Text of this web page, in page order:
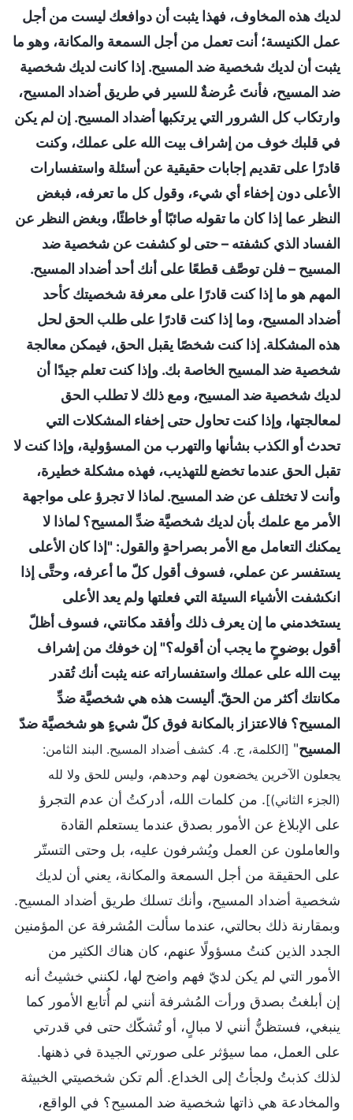
لديك هذه المخاوف، فهذا يثبت أن دوافعك ليست من أجل
عمل الكنيسة؛ أنت تعمل من أجل السمعة والمكانة، وهو ما
يثبت أن لديك شخصية ضد المسيح. إذا كانت لديك شخصية
ضد المسيح، فأنتَ عُرضةٌ للسير في طريق أضداد المسيح،
وارتكاب كل الشرور التي يرتكبها أضداد المسيح. إن لم يكن
في قلبك خوف من إشراف بيت الله على عملك، وكنت
قادرًا على تقديم إجابات حقيقية عن أسئلة واستفسارات
الأعلى دون إخفاء أي شيء، وقول كل ما تعرفه، فبغض
النظر عما إذا كان ما تقوله صائبًا أو خاطئًا، وبغض النظر عن
الفساد الذي كشفته – حتى لو كشفت عن شخصية ضد
المسيح – فلن توصَّف قطعًا على أنك أحد أضداد المسيح.
المهم هو ما إذا كنت قادرًا على معرفة شخصيتك كأحد
أضداد المسيح، وما إذا كنت قادرًا على طلب الحق لحل
هذه المشكلة. إذا كنت شخصًا يقبل الحق، فيمكن معالجة
شخصية ضد المسيح الخاصة بك. وإذا كنت تعلم جيدًا أن
لديك شخصية ضد المسيح، ومع ذلك لا تطلب الحق
لمعالجتها، وإذا كنت تحاول حتى إخفاء المشكلات التي
تحدث أو الكذب بشأنها والتهرب من المسؤولية، وإذا كنت لا
تقبل الحق عندما تخضع للتهذيب، فهذه مشكلة خطيرة،
وأنت لا تختلف عن ضد المسيح. لماذا لا تجرؤ على مواجهة
الأمر مع علمك بأن لديك شخصيَّة ضدِّ المسيح؟ لماذا لا
يمكنك التعامل مع الأمر بصراحةٍ والقول: "إذا كان الأعلى
يستفسر عن عملي، فسوف أقول كلّ ما أعرفه، وحتَّى إذا
انكشفت الأشياء السيئة التي فعلتها ولم يعد الأعلى
يستخدمني ما إن يعرف ذلك وأفقد مكانتي، فسوف أظلّ
أقول بوضوحٍ ما يجب أن أقوله؟" إن خوفك من إشراف
بيت الله على عملك واستفساراته عنه يثبت أنك تُقدر
مكانتك أكثر من الحقّ. أليست هذه هي شخصيَّة ضدِّ
المسيح؟ فالاعتزاز بالمكانة فوق كلّ شيءٍ هو شخصيَّة ضدّ
المسيح"
[الكلمة، ج. 4. كشف أضداد المسيح. البند الثامن:
يجعلون الآخرين يخضعون لهم وحدهم، وليس للحق ولا لله
(الجزء الثاني)]. من كلمات الله، أدركتُ أن عدم التجرؤ
على الإبلاغ عن الأمور بصدق عندما يستعلم القادة
والعاملون عن العمل ويُشرفون عليه، بل وحتى التستّر
على الحقيقة من أجل السمعة والمكانة، يعني أن لديك
شخصية أضداد المسيح، وأنك تسلك طريق أضداد المسيح.
وبمقارنة ذلك بحالتي، عندما سألت المُشرفة عن المؤمنين
الجدد الذين كنتُ مسؤولًا عنهم، كان هناك الكثير من
الأمور التي لم يكن لديّ فهم واضح لها، لكنني خشيتُ أنه
إن أبلغتُ بصدق ورأت المُشرفة أنني لم أُتابع الأمور كما
ينبغي، فستظنُّ أنني لا مبالٍ، أو تُشكّك حتى في قدرتي
على العمل، مما سيؤثر على صورتي الجيدة في ذهنها.
لذلك كذبتُ ولجأتُ إلى الخداع. ألم تكن شخصيتي الخبيثة
والمخادعة هي ذاتها شخصية ضد المسيح؟ في الواقع،